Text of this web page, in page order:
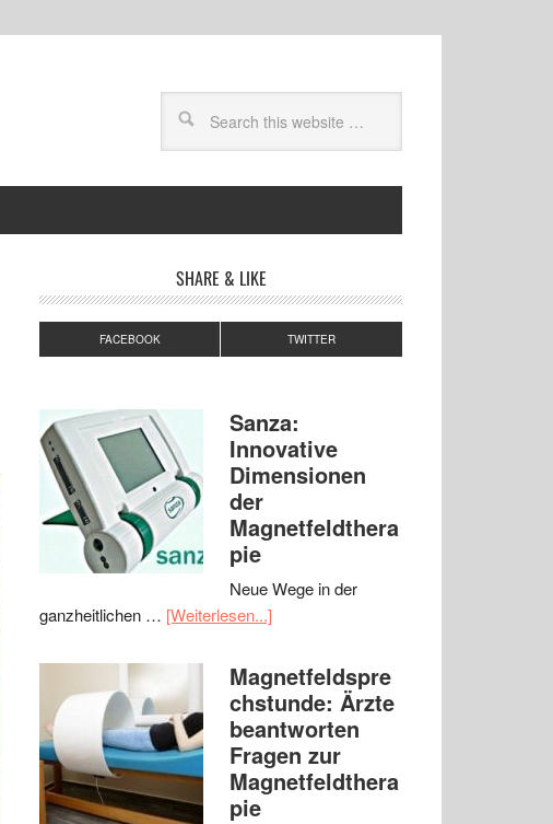
SHARE & LIKE
FACEBOOK TWITTER
Sanza:
Innovative
Dimensionen
der
Magnetfeldthera
pie
Neue Wege in der
ganzheitlichen … [Weiterlesen...]
Magnetfeldspre
chstunde: Ärzte
beantworten
Fragen zur
Magnetfeldthera
pie